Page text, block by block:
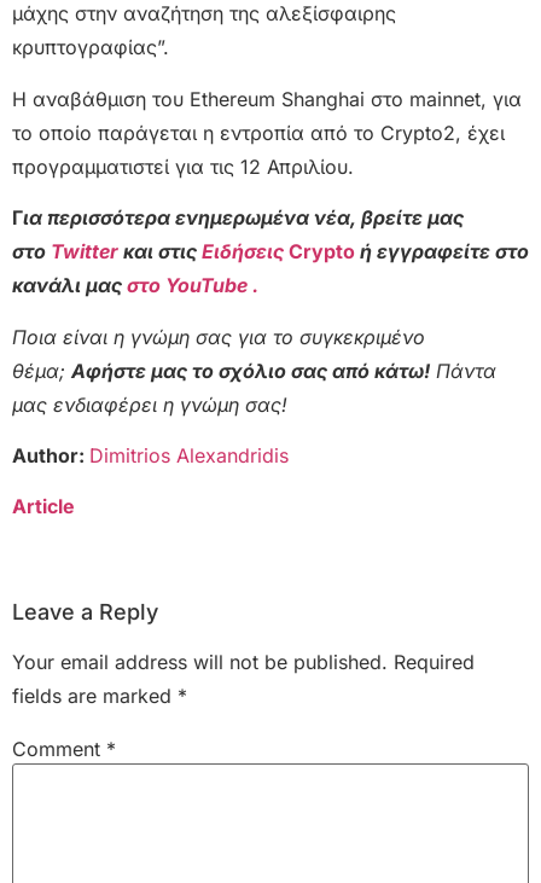
μάχης στην αναζήτηση της αλεξίσφαιρης
κρυπτογραφίας”.
Η αναβάθμιση του Ethereum Shanghai στο mainnet, για
το οποίο παράγεται η εντροπία από το Crypto2, έχει
προγραμματιστεί για τις 12 Απριλίου.
Για περισσότερα ενημερωμένα νέα, βρείτε μας
στο Twitter και στις Ειδήσεις Crypto ή εγγραφείτε στο
κανάλι μας στο YouTube .
Ποια είναι η γνώμη σας για το συγκεκριμένο
θέμα; Αφήστε μας το σχόλιο σας από κάτω! Πάντα
μας ενδιαφέρει η γνώμη σας!
Author: Dimitrios Alexandridis
Article
Leave a Reply
Your email address will not be published. Required
fields are marked *
Comment *